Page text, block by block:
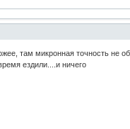
там микронная точность не
ездили....и ничего